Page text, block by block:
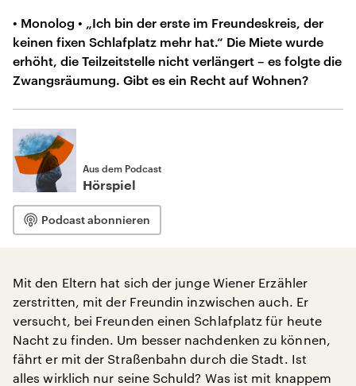
• Monolog • „Ich bin der erste im Freundeskreis, der
keinen fixen Schlafplatz mehr hat.“ Die Miete wurde
erhöht, die Teilzeitstelle nicht verlängert – es folgte die
Zwangsräumung. Gibt es ein Recht auf Wohnen?
Aus dem Podcast
Hörspiel
Podcast abonnieren
Mit den Eltern hat sich der junge Wiener Erzähler
zerstritten, mit der Freundin inzwischen auch. Er
versucht, bei Freunden einen Schlafplatz für heute
Nacht zu finden. Um besser nachdenken zu können,
fährt er mit der Straßenbahn durch die Stadt. Ist
alles wirklich nur seine Schuld? Was ist mit knappem